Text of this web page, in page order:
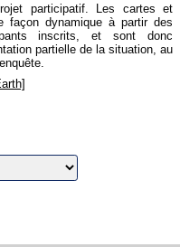
participatif. Les cartes et
façon dynamique à partir des
inscrits, et sont donc
partielle de la situation, au